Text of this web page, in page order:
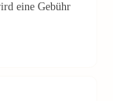
eine Gebühr